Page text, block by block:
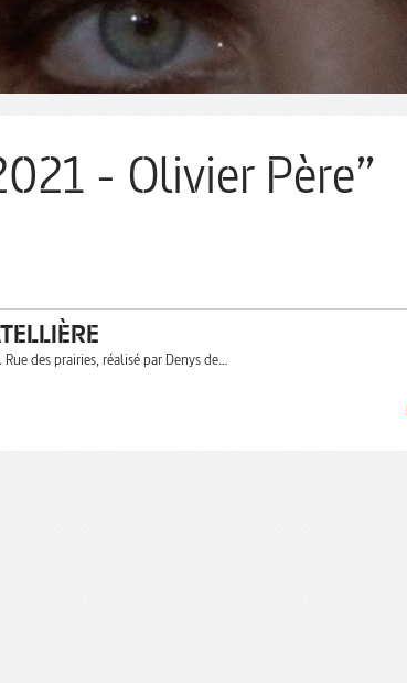
- Olivier Père”
des prairies, réalisé par Denys de…